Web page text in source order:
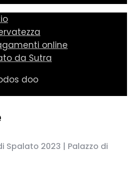
online
da Sutra
doo
Spalato 2023 | Palazzo di